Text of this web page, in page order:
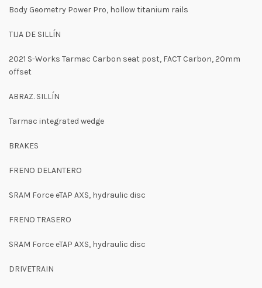
Body Geometry Power Pro, hollow titanium rails
TIJA DE SILLÍN
2021 S-Works Tarmac Carbon seat post, FACT Carbon, 20mm
offset
ABRAZ. SILLÍN
Tarmac integrated wedge
BRAKES
FRENO DELANTERO
SRAM Force eTAP AXS, hydraulic disc
FRENO TRASERO
SRAM Force eTAP AXS, hydraulic disc
DRIVETRAIN